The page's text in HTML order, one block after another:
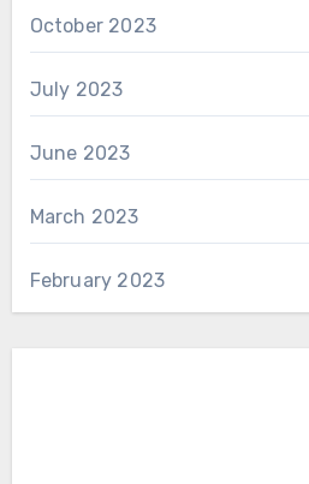
October 2023
July 2023
June 2023
March 2023
February 2023